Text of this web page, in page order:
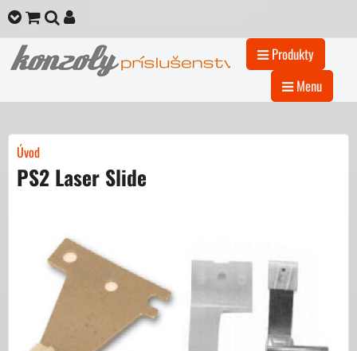
Produkty
Menu
Úvod
PS2 Laser Slide